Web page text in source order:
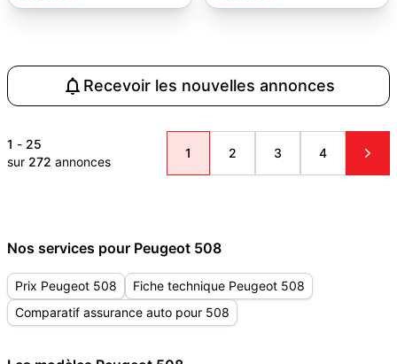
Recevoir les nouvelles annonces
1 - 25
sur 272 annonces
1 2 3 4
Nos services pour Peugeot 508
Prix Peugeot 508
Fiche technique Peugeot 508
Comparatif assurance auto pour 508